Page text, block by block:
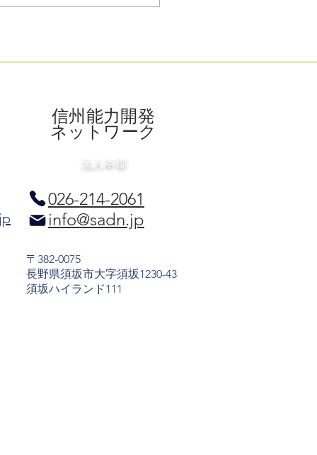
​信州能力開発
ネットワーク
法人本部
026-214-2061
info@sadn.jp
〒382-0075
長野県須坂市大字須坂1230-43
​須坂ハイランド111